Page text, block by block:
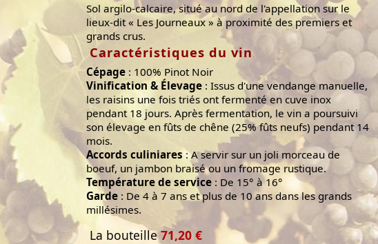
Sol argilo-calcaire, situé au nord de l'appellation sur le
lieux-dit « Les Journeaux » à proximité des premiers et
grands crus.
Caractéristiques du vin
Cépage : 100% Pinot Noir
Vinification & Élevage : Issus d'une vendange manuelle,
les raisins une fois triés ont fermenté en cuve inox
pendant 18 jours. Après fermentation, le vin a poursuivi
son élevage en fûts de chêne (25% fûts neufs) pendant 14
mois.
Accords culiniares : A servir sur un joli morceau de
boeuf, un jambon braisé ou un fromage rustique.
Température de service : De 15° à 16°
Garde : De 4 à 7 ans et plus de 10 ans dans les grands
millésimes.
La bouteille71,20 €